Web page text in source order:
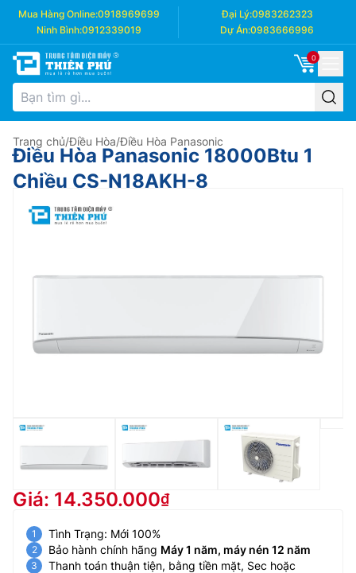
Mua Hàng Online:0918969699 Đại Lý:0983262323
Ninh Bình:0912339019 Dự Án:0983666996
0
Trang chủ/Điều Hòa/Điều Hòa Panasonic
Điều Hòa Panasonic 18000Btu 1
Chiều CS-N18AKH-8
Giá: 14.350.000
Tình Trạng: Mới 100%
Bảo hành chính hãng Máy 1 năm, máy nén 12 năm
Thanh toán thuận tiện, bằng tiền mặt, Sec hoặc